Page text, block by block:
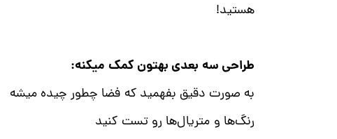
هستید!
طراحی سه بعدی بهتون کمک میکنه:
به صورت دقیق بفهمید که فضا چطور چیده میشه
رنگ‌ها و متریال‌ها رو تست کنید